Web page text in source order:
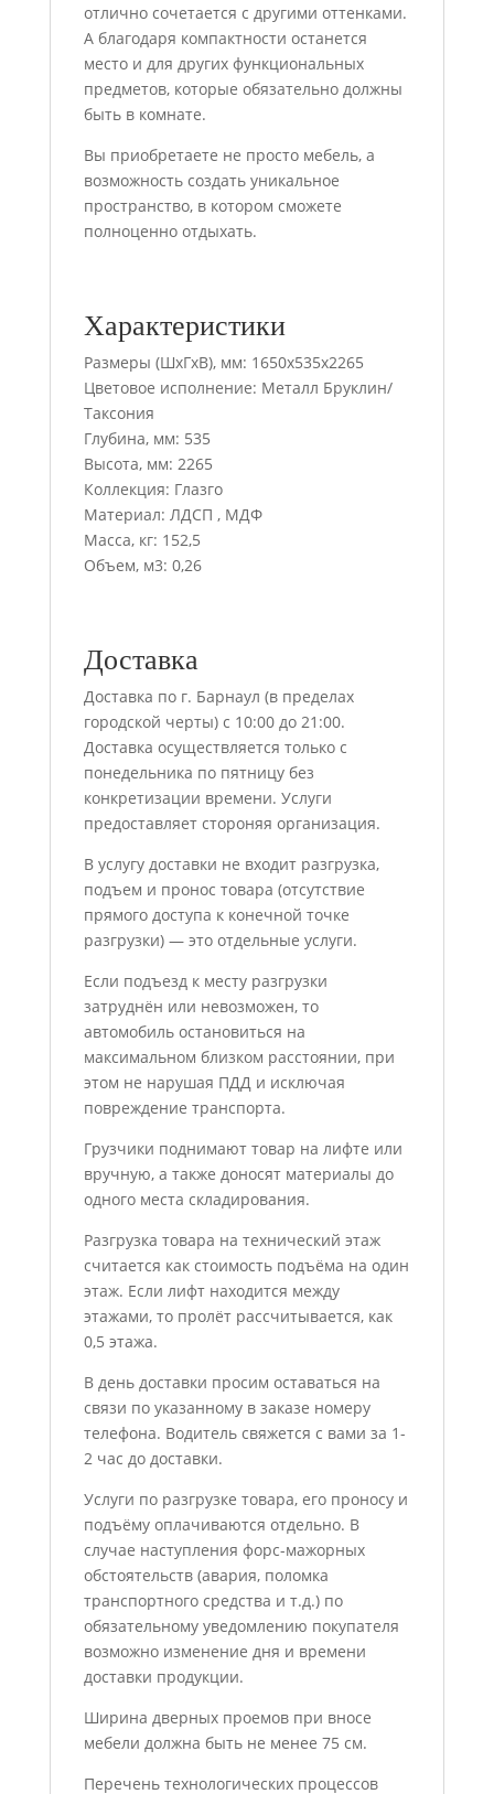
отлично сочетается с другими оттенками.
А благодаря компактности останется
место и для других функциональных
предметов, которые обязательно должны
быть в комнате.
Вы приобретаете не просто мебель, а
возможность создать уникальное
пространство, в котором сможете
полноценно отдыхать.
Характеристики
Размеры (ШхГхВ), мм: 1650х535х2265
Цветовое исполнение: Металл Бруклин/
Таксония
Глубина, мм: 535
Высота, мм: 2265
Коллекция: Глазго
Материал: ЛДСП , МДФ
Масса, кг: 152,5
Объем, м3: 0,26
Доставка
Доставка по г. Барнаул (в пределах
городской черты) с 10:00 до 21:00.
Доставка осуществляется только с
понедельника по пятницу без
конкретизации времени. Услуги
предоставляет стороняя организация.
В услугу доставки не входит разгрузка,
подъем и пронос товара (отсутствие
прямого доступа к конечной точке
разгрузки) — это отдельные услуги.
Если подъезд к месту разгрузки
затруднён или невозможен, то
автомобиль остановиться на
максимальном близком расстоянии, при
этом не нарушая ПДД и исключая
повреждение транспорта.
Грузчики поднимают товар на лифте или
вручную, а также доносят материалы до
одного места складирования.
Разгрузка товара на технический этаж
считается как стоимость подъёма на один
этаж. Если лифт находится между
этажами, то пролёт рассчитывается, как
0,5 этажа.
В день доставки просим оставаться на
связи по указанному в заказе номеру
телефона. Водитель свяжется с вами за 1-
2 час до доставки.
Услуги по разгрузке товара, его проносу и
подъёму оплачиваются отдельно. В
случае наступления форс-мажорных
обстоятельств (авария, поломка
транспортного средства и т.д.) по
обязательному уведомлению покупателя
возможно изменение дня и времени
доставки продукции.
Ширина дверных проемов при вносе
мебели должна быть не менее 75 см.
Перечень технологических процессов